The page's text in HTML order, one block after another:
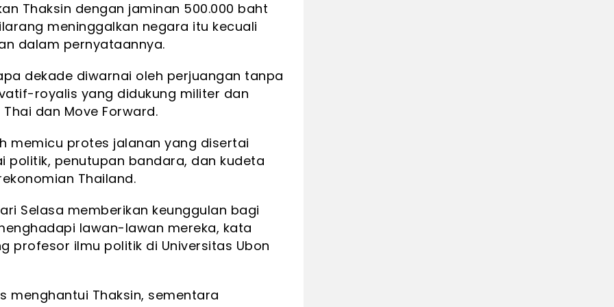
Thaksin dengan jaminan 500.000 baht
meninggalkan negara itu kecuali
dalam pernyataannya.
dekade diwarnai oleh perjuangan tanpa
royalis yang didukung militer dan
dan Move Forward.
memicu protes jalanan yang disertai
politik, penutupan bandara, dan kudeta
Thailand.
Selasa memberikan keunggulan bagi
lawan-lawan mereka, kata
profesor ilmu politik di Universitas Ubon
menghantui Thaksin, sementara